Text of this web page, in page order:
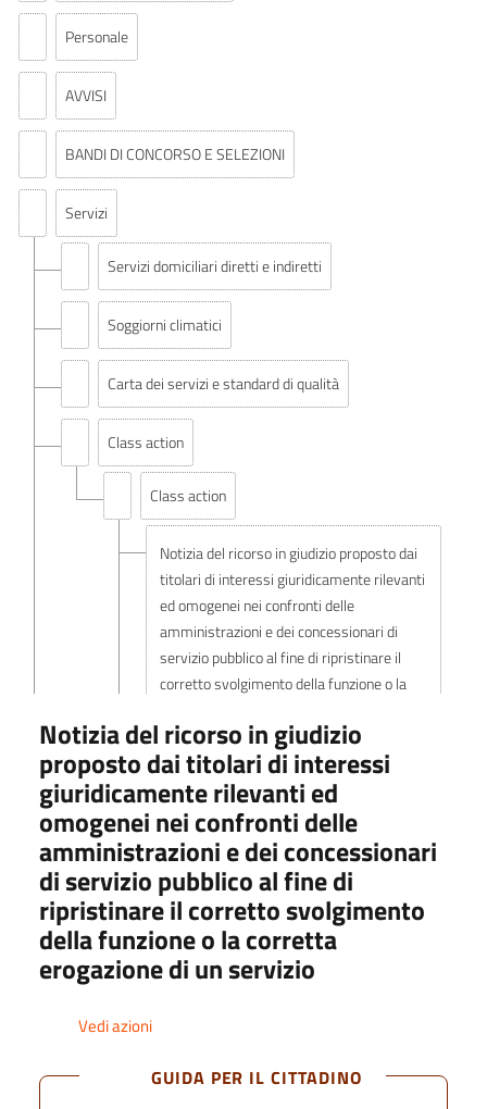
Personale
AVVISI
BANDI DI CONCORSO E SELEZIONI
Servizi
Servizi domiciliari diretti e indiretti
Soggiorni climatici
Carta dei servizi e standard di qualità
Class action
Class action
Notizia del ricorso in giudizio proposto dai
titolari di interessi giuridicamente rilevanti
ed omogenei nei confronti delle
amministrazioni e dei concessionari di
servizio pubblico al fine di ripristinare il
corretto svolgimento della funzione o la
Sentenza di definizione del giudizio
Misure adottate in ottemperanza alla
sentenza
Costi contabilizzati
Notizia del ricorso in giudizio
proposto dai titolari di interessi
giuridicamente rilevanti ed
omogenei nei confronti delle
amministrazioni e dei concessionari
di servizio pubblico al fine di
ripristinare il corretto svolgimento
della funzione o la corretta
erogazione di un servizio
Vedi azioni
GUIDA PER IL CITTADINO